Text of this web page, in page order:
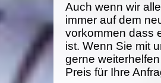
Auch wenn wir
immer auf dem
vorkommen dass
ist. Wenn Sie mit
gerne
Preis für Ihre